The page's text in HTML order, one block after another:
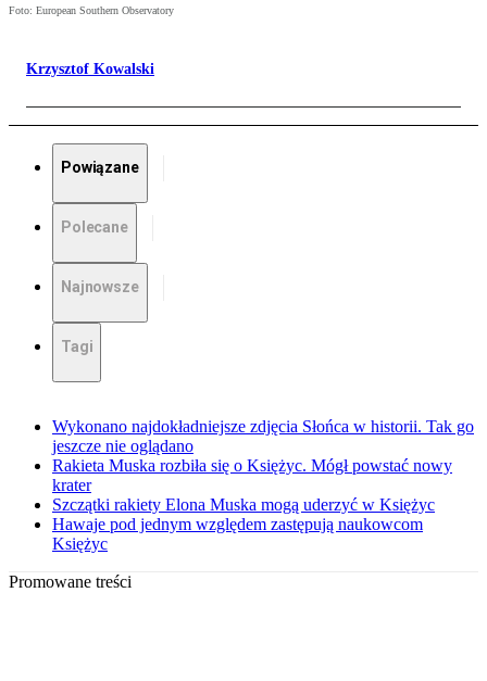
Foto: European Southern Observatory
Krzysztof Kowalski
Powiązane
Polecane
Najnowsze
Tagi
Wykonano najdokładniejsze zdjęcia Słońca w historii. Tak go
jeszcze nie oglądano
Rakieta Muska rozbiła się o Księżyc. Mógł powstać nowy
krater
Szczątki rakiety Elona Muska mogą uderzyć w Księżyc
Hawaje pod jednym względem zastępują naukowcom
Księżyc
Promowane treści